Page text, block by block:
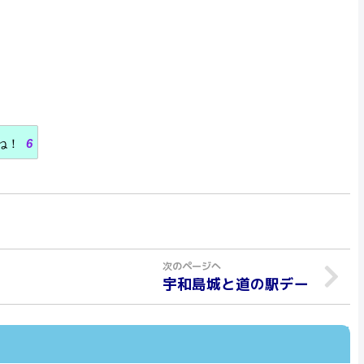
！ 6
宇和島城と道の駅デー